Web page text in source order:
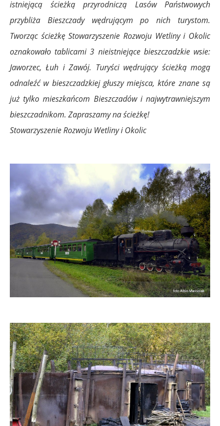
istniejącą ścieżką przyrodniczą Lasów Państwowych
przybliża Bieszczady wędrującym po nich turystom.
Tworząc ścieżkę Stowarzyszenie Rozwoju Wetliny i Okolic
oznakowało tablicami 3 nieistniejące bieszczadzkie wsie:
Jaworzec, Łuh i Zawój. Turyści wędrujący ścieżką mogą
odnaleźć w bieszczadzkiej głuszy miejsca, które znane są
już tylko mieszkańcom Bieszczadów i najwytrawniejszym
bieszczadnikom. Zapraszamy na ścieżkę!
Stowarzyszenie Rozwoju Wetliny i Okolic